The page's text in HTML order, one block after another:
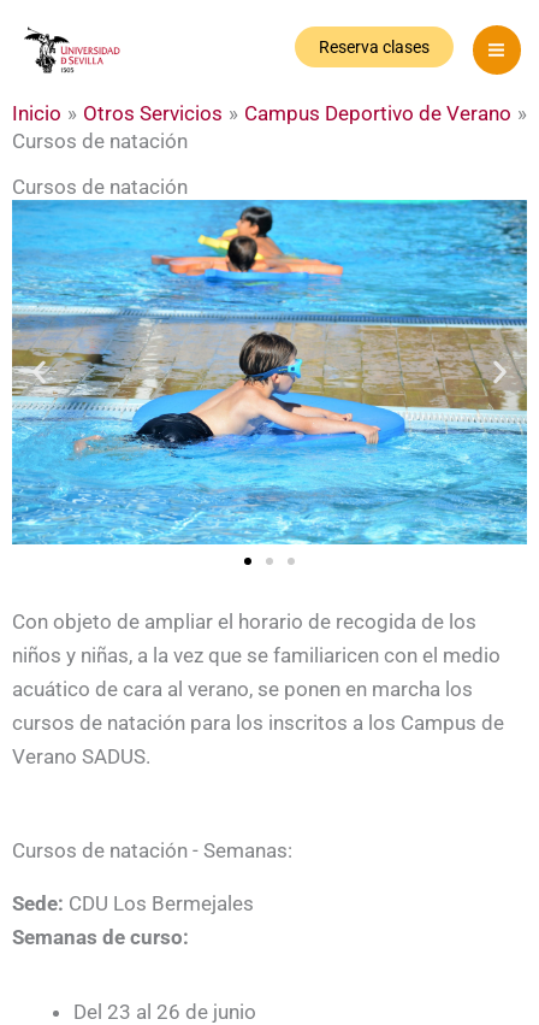
Reserva clases
Inicio Otros Servicios
Campus Deportivo de Verano
Cursos de natación
Cursos de natación
Con objeto de ampliar el horario de recogida de los
niños y niñas, a la vez que se familiaricen con el medio
acuático de cara al verano, se ponen en marcha los
cursos de natación para los inscritos a los Campus de
Verano SADUS.
Cursos de natación - Semanas:
Sede: CDU Los Bermejales
Semanas de curso:
Del 23 al 26 de junio